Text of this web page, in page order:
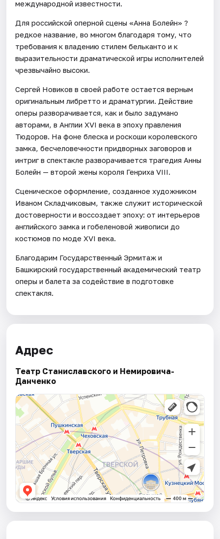
международной известности.
Для российской оперной сцены «Анна Болейн» ?
редкое название, во многом благодаря тому, что
требования к владению стилем бельканто и к
выразительности драматической игры исполнителей
чрезвычайно высоки.
Сергей Новиков в своей работе остается верным
оригинальным либретто и драматургии. Действие
оперы разворачивается, как и было задумано
авторами, в Англии XVI века в эпоху правления
Тюдоров. На фоне блеска и роскоши королевского
замка, бесчеловечности придворных заговоров и
интриг в спектакле разворачивается трагедия Анны
Болейн — второй жены короля Генриха VIII.
Сценическое оформление, созданное художником
Иваном Складчиковым, также служит исторической
достоверности и воссоздает эпоху: от интерьеров
английского замка и гобеленовой живописи до
костюмов по моде XVI века.
Благодарим Государственный Эрмитаж и
Башкирский государственный академический театр
оперы и балета за содействие в подготовке
спектакля.
Адрес
Театр Станиславского и Немировича-
Данченко